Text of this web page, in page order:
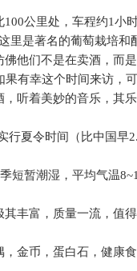
100公里处，车程约1小
里是著名的葡萄栽培
他们不是在卖酒，而
果有幸这个时间来访，
听着美妙的音乐，其乐
行夏令时间（比中国早
短暂潮湿，平均气温
丰富，质量一流，值得
金币，蛋白石，健康